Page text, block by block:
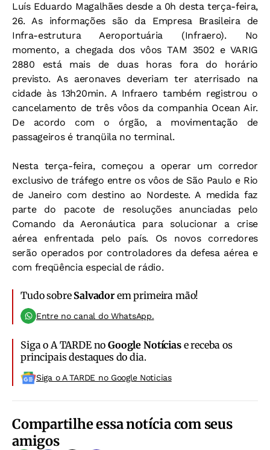
Luís Eduardo Magalhães desde a 0h desta terça-feira,
26. As informações são da Empresa Brasileira de
Infra-estrutura Aeroportuária (Infraero). No
momento, a chegada dos vôos TAM 3502 e VARIG
2880 está mais de duas horas fora do horário
previsto. As aeronaves deveriam ter aterrisado na
cidade às 13h20min. A Infraero também registrou o
cancelamento de três vôos da companhia Ocean Air.
De acordo com o órgão, a movimentação de
passageiros é tranqüila no terminal.
Nesta terça-feira, começou a operar um corredor
exclusivo de tráfego entre os vôos de São Paulo e Rio
de Janeiro com destino ao Nordeste. A medida faz
parte do pacote de resoluções anunciadas pelo
Comando da Aeronáutica para solucionar a crise
aérea enfrentada pelo país. Os novos corredores
serão operados por controladores da defesa aérea e
com freqüência especial de rádio.
Tudo sobre Salvadorem primeira mão!
Entre no canal do WhatsApp.
Siga o A TARDE noGoogle Notíciase receba os
principais destaques do dia.
Siga o A TARDE no Google Noticias
Compartilhe essa notícia com seus
amigos